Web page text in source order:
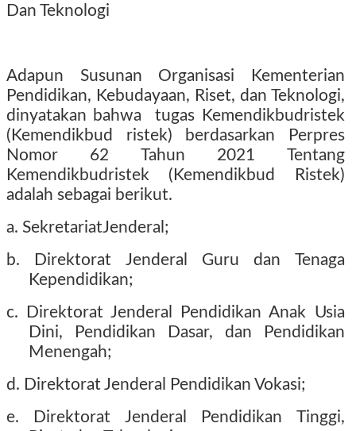
Dan Teknologi
Adapun Susunan Organisasi Kementerian
Pendidikan, Kebudayaan, Riset, dan Teknologi,
dinyatakan bahwa
tugas Kemendikbudristek
(Kemendikbud ristek) berdasarkan Perpres
Nomor 62 Tahun 2021 Tentang
Kemendikbudristek (Kemendikbud Ristek)
adalah sebagai berikut.
a. SekretariatJenderal;
b. Direktorat Jenderal Guru dan Tenaga
Kependidikan;
c. Direktorat Jenderal Pendidikan Anak Usia
Dini, Pendidikan Dasar, dan Pendidikan
Menengah;
d. Direktorat Jenderal Pendidikan Vokasi;
e. Direktorat Jenderal Pendidikan Tinggi,